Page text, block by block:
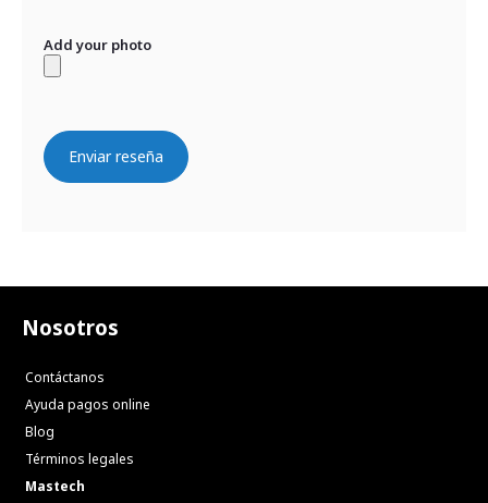
Add your photo
Enviar reseña
Nosotros
Contáctanos
Ayuda pagos online
Blog
Términos legales
Mastech